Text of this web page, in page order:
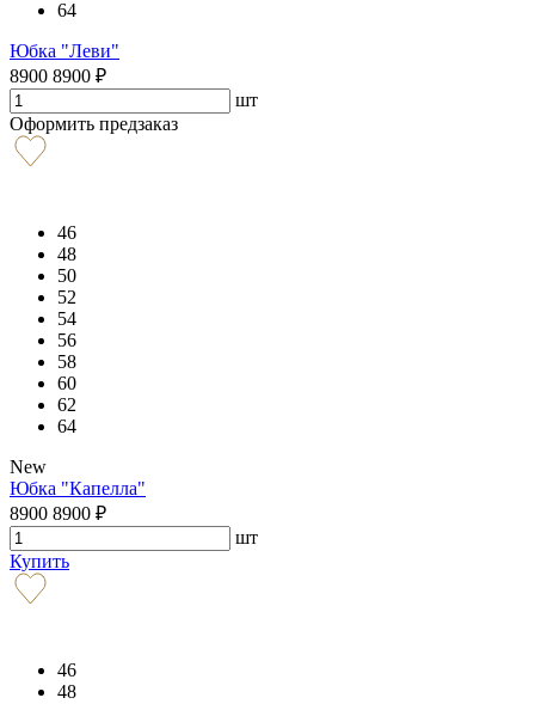
64
Юбка "Леви"
8900 8900 ₽
шт
Оформить предзаказ
46
48
50
52
54
56
58
60
62
64
New
Юбка "Капелла"
8900 8900 ₽
шт
Купить
46
48